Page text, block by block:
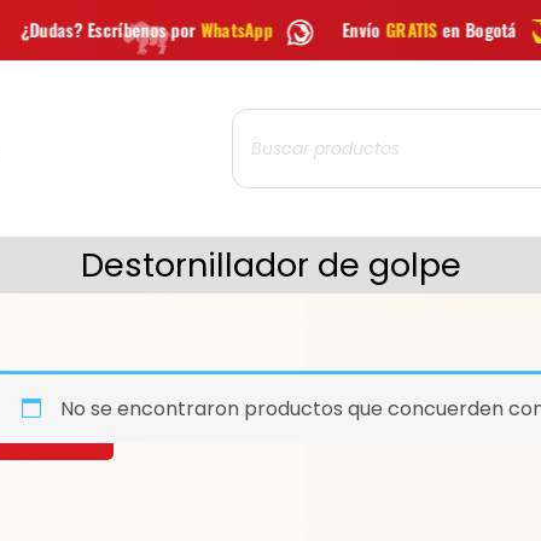
porWhatsApp EnvíoGRATISen Bogotá Envío
Búsqueda
de
productos
Destornillador de golpe
No se encontraron productos que concuerden